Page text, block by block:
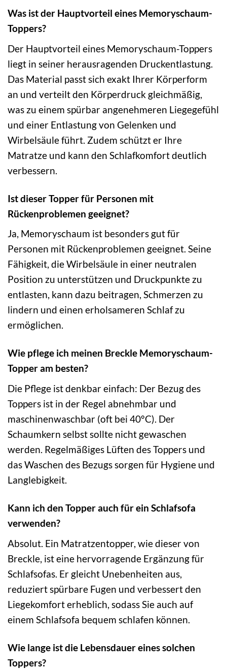
Was ist der Hauptvorteil eines Memoryschaum-
Toppers?
Der Hauptvorteil eines Memoryschaum-Toppers
liegt in seiner herausragenden Druckentlastung.
Das Material passt sich exakt Ihrer Körperform
an und verteilt den Körperdruck gleichmäßig,
was zu einem spürbar angenehmeren Liegegefühl
und einer Entlastung von Gelenken und
Wirbelsäule führt. Zudem schützt er Ihre
Matratze und kann den Schlafkomfort deutlich
verbessern.
Ist dieser Topper für Personen mit
Rückenproblemen geeignet?
Ja, Memoryschaum ist besonders gut für
Personen mit Rückenproblemen geeignet. Seine
Fähigkeit, die Wirbelsäule in einer neutralen
Position zu unterstützen und Druckpunkte zu
entlasten, kann dazu beitragen, Schmerzen zu
lindern und einen erholsameren Schlaf zu
ermöglichen.
Wie pflege ich meinen Breckle Memoryschaum-
Topper am besten?
Die Pflege ist denkbar einfach: Der Bezug des
Toppers ist in der Regel abnehmbar und
maschinenwaschbar (oft bei 40°C). Der
Schaumkern selbst sollte nicht gewaschen
werden. Regelmäßiges Lüften des Toppers und
das Waschen des Bezugs sorgen für Hygiene und
Langlebigkeit.
Kann ich den Topper auch für ein Schlafsofa
verwenden?
Absolut. Ein Matratzentopper, wie dieser von
Breckle, ist eine hervorragende Ergänzung für
Schlafsofas. Er gleicht Unebenheiten aus,
reduziert spürbare Fugen und verbessert den
Liegekomfort erheblich, sodass Sie auch auf
einem Schlafsofa bequem schlafen können.
Wie lange ist die Lebensdauer eines solchen
Toppers?